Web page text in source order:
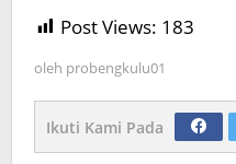
Post Views: 183
oleh probengkulu01
Ikuti Kami Pada